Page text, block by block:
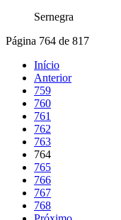
Sernegra
Página 764 de 817
Início
Anterior
759
760
761
762
763
764
765
766
767
768